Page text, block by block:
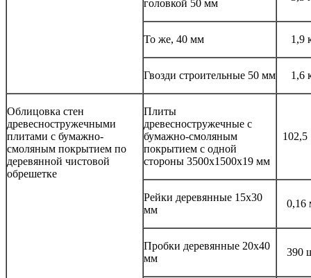
головкой 50 мм
То же, 40 мм 1,9
Гвозди строительные 50 мм 1,6
Облицовка стен
древесностружечными
плитами с бумажно-
смоляным покрытием по
деревянной чистовой
обрешетке
Плиты
древесностружечные с
бумажно-смоляным
покрытием с одной
стороны 3500x1500x19 мм
Рейки деревянные 15x30
мм
0,16
Пробки деревянные 20x40
мм
390